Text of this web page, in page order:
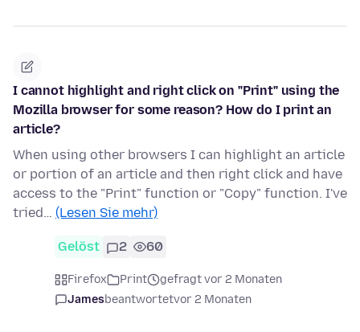
I cannot highlight and right click on "Print" using the
Mozilla browser for some reason? How do I print an
article?
When using other browsers I can highlight an article
or portion of an article and then right click and have
access to the "Print" function or "Copy" function. I've
tried… (Lesen Sie mehr)
Gelöst 2 60
Firefox Print
gefragt vor 2 Monaten
Jamesbeantwortetvor 2 Monaten